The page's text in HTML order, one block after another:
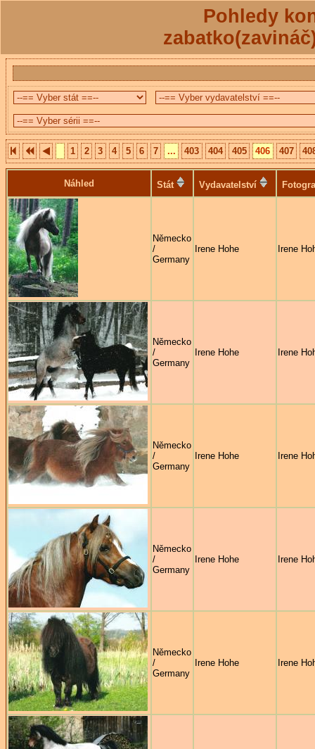
Pohledy
1 2 3 4 5 6 7 ... 403 404 405 406 407
Náhled Stát Vydavatelství
Německo
/
Germany
Irene Hohe Irene
Německo
/
Germany
Irene Hohe Irene
Německo
/
Germany
Irene Hohe Irene
Německo
/
Germany
Irene Hohe Irene
Německo
/
Germany
Irene Hohe Irene